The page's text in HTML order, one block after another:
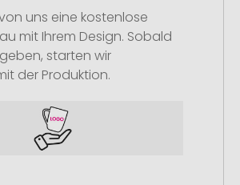
uns eine kostenlose
mit Ihrem Design. Sobald
starten wir
der Produktion.